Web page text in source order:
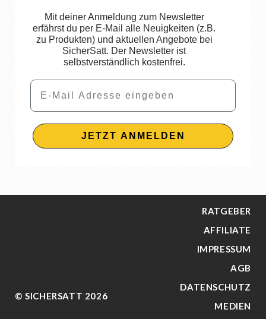
Mit deiner Anmeldung zum Newsletter
erfährst du per E-Mail alle Neuigkeiten (z.B.
zu Produkten) und aktuellen Angebote bei
SicherSatt. Der Newsletter ist
selbstverständlich kostenfrei.
Email
JETZT ANMELDEN
© SICHERSATT 2026
RATGEBER
AFFILIATE
IMPRESSUM
AGB
DATENSCHUTZ
MEDIEN